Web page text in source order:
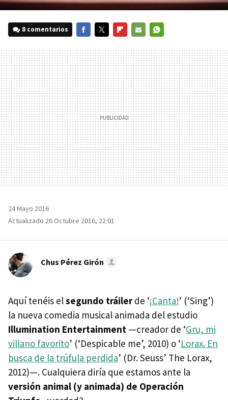
8 comentarios
MAIL
24 Mayo 2016
Actualizado 26 Octubre 2016, 22:01
Chus Pérez Girón
Aquí tenéis elsegundo tráilerde ‘¡Canta!’ (‘Sing’)
la nueva comedia musical animada del estudio
Illumination Entertainment —creador de ‘Gru, mi
villano favorito’ (‘Despicable me’, 2010) o ‘Lorax. En
busca de la trúfula perdida’ (Dr. Seuss’ The Lorax,
2012)—. Cualquiera diría que estamos ante la
versión animal (y animada) de Operación